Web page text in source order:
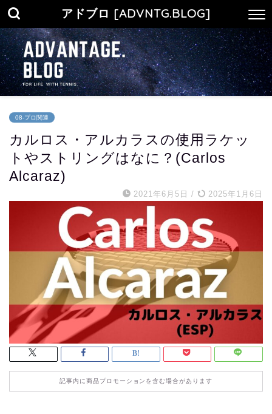
アドブロ [ADVNTG.BLOG]
08-プロ関連
カルロス・アルカラスの使用ラケッ
トやストリングはなに？(Carlos
Alcaraz)
2021年6月5日 / 2025年1月6日
記事内に商品プロモーションを含む場合があります